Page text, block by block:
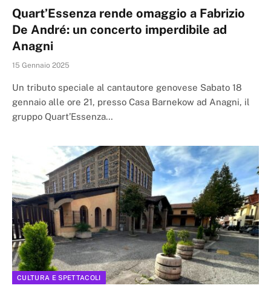
Quart’Essenza rende omaggio a Fabrizio
De André: un concerto imperdibile ad
Anagni
15 Gennaio 2025
Un tributo speciale al cantautore genovese Sabato 18
gennaio alle ore 21, presso Casa Barnekow ad Anagni, il
gruppo Quart’Essenza…
CULTURA E SPETTACOLI